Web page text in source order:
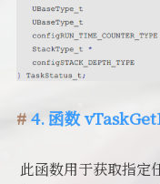
4. 函数
此函数用于获取指